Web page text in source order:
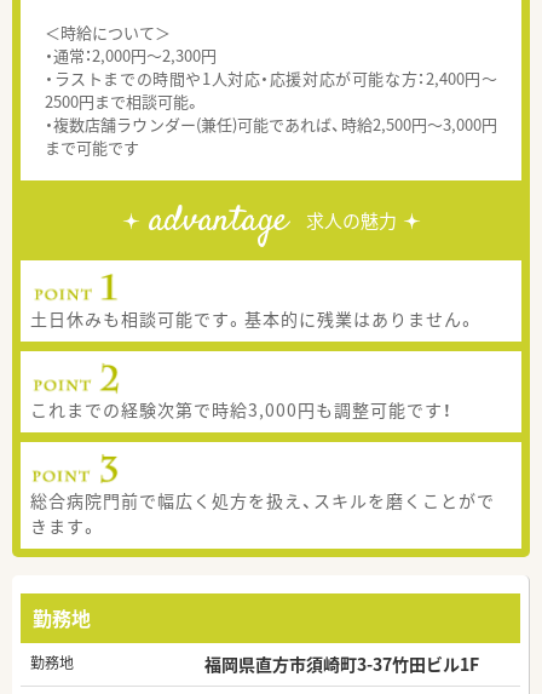
＜時給について＞
・通常：2,000円～2,300円
・ラストまでの時間や1人対応・応援対応が可能な方：2,400円～
2500円まで相談可能。
・複数店舗ラウンダー(兼任)可能であれば、時給2,500円～3,000円
まで可能です
advantage 求人の魅力
土日休みも相談可能です。基本的に残業はありません。
これまでの経験次第で時給3,000円も調整可能です！
総合病院門前で幅広く処方を扱え、スキルを磨くことがで
きます。
勤務地
勤務地 福岡県直方市須崎町3-37竹田ビル1F